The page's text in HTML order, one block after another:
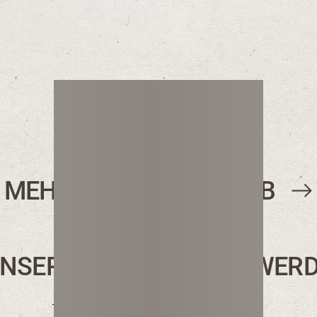
MEHR ALS NUR EIN JOB
GESCHICHTE